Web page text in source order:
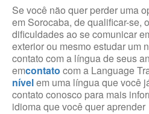
Se você não quer perder uma
em Sorocaba, de qualificar-se,
dificuldades ao se comunicar
exterior ou mesmo estudar um
contato com a língua de seus
emcontato com a Language
nívelem uma língua que você
contato conosco para mais
idioma que você quer aprender